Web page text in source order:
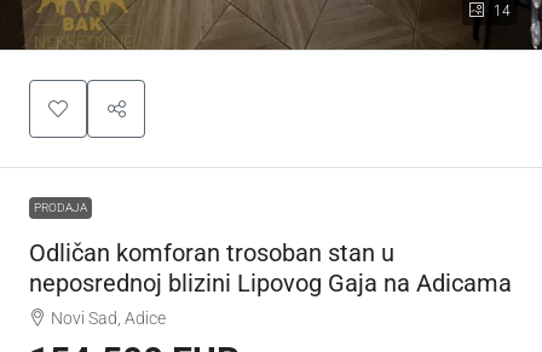
14
PRODAJA
Odličan komforan trosoban stan u
neposrednoj blizini Lipovog Gaja na Adicama
Novi Sad, Adice